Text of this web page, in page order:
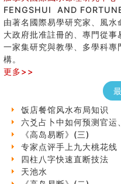
FENGSHUI AND
由著名國際易學研究家、風
大政府批准註冊的、專門從
一家集研究與教學、多學科
構。
更多>>
手指饱满福运加身，这种
八字铁口直断经验总结五
饭店餐馆风水布局知识
六爻占卜中如何预测官运
《高岛易断》(三)
专家点评手上九大桃花线
四柱八字快速直断技法
天池水
《高岛易断》(二)